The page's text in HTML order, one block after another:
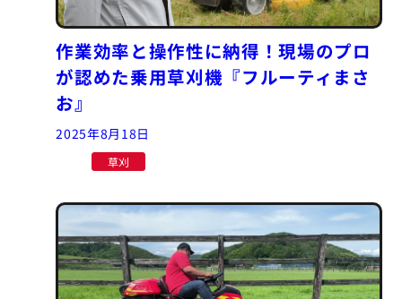
作業効率と操作性に納得！現場のプロ
が認めた乗用草刈機『フルーティまさ
お』
2025年8月18日
草刈